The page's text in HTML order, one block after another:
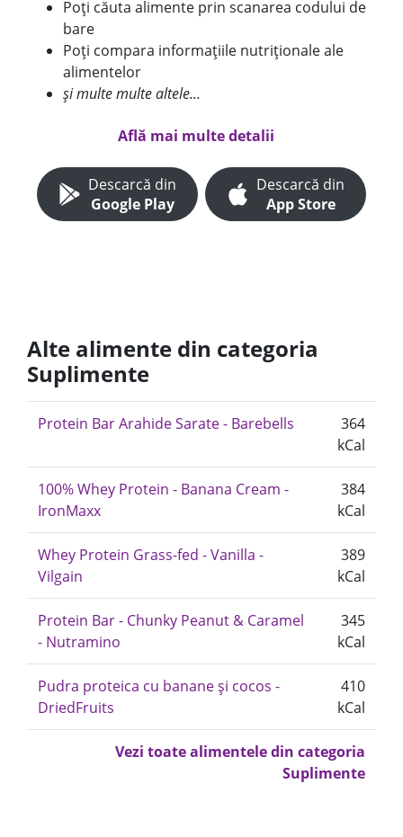
Poți căuta alimente prin scanarea codului de
bare
Poți compara informațiile nutriționale ale
alimentelor
și multe multe altele...
Află mai multe detalii
Descarcă din
Google Play
Descarcă din
App Store
Alte alimente din categoria
Suplimente
Protein Bar Arahide Sarate - Barebells
364
kCal
100% Whey Protein - Banana Cream -
IronMaxx
384
kCal
Whey Protein Grass-fed - Vanilla -
Vilgain
389
kCal
Protein Bar - Chunky Peanut & Caramel
- Nutramino
345
kCal
Pudra proteica cu banane și cocos -
DriedFruits
410
kCal
Vezi toate alimentele din categoria
Suplimente